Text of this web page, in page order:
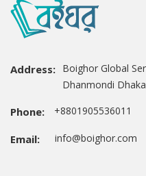
Address: Boighor Global
Dhanmondi
Phone: +8801905536011
Email: info@boighor.com